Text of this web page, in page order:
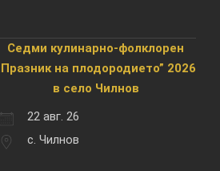
Седми кулинарно-фолклорен
на плодородието” 2026
в село Чилнов
22 авг. 26
с. Чилнов